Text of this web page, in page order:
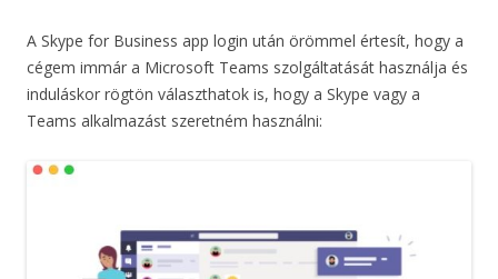
A Skype for Business app login után örömmel értesít, hogy a
cégem immár a Microsoft Teams szolgáltatását használja és
induláskor rögtön választhatok is, hogy a Skype vagy a
Teams alkalmazást szeretném használni: